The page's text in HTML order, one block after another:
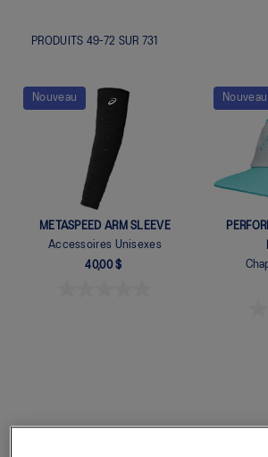
PRODUITS 49-72 SUR 731
Nouveau
METASPEED ARM SLEEVE
Accessoires Unisexes
40,00 $
Nouveau